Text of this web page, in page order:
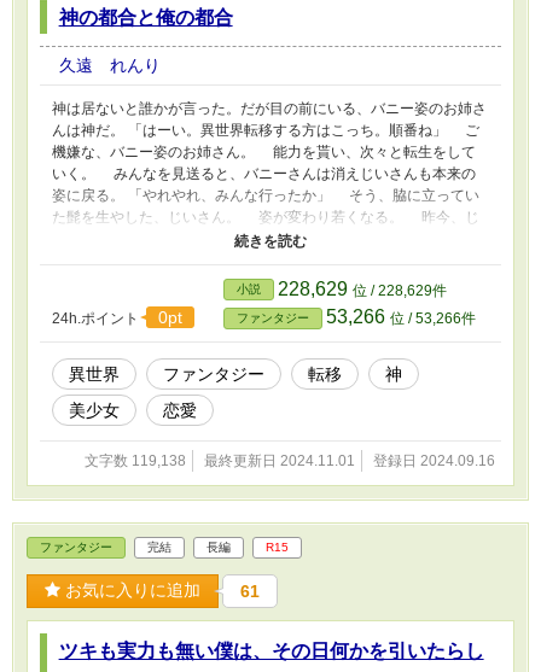
神の都合と俺の都合
久遠 れんり
神は居ないと誰かが言った。だが目の前にいる、バニー姿のお姉さ
んは神だ。 「はーい。異世界転移する方はこっち。順番ね」 ご
機嫌な、バニー姿のお姉さん。 能力を貰い、次々と転生をして
いく。 みんなを見送ると、バニーさんは消えじいさんも本来の
姿に戻る。 「やれやれ、みんな行ったか」 そう、脇に立ってい
た髭を生やした、じいさん。 姿が変わり若くなる。 昨今、じ
いさん姿が一人だと、相手にしてくれず。 脅す手間が必要だか
と俺は？」 「うおおぁ。なんだちみは」 「脅かしてすみません。
ですが奴らと同じです」 「うん？」 空中に本が現れ、捲られて
いく。 「君は？ だれ？」 「霧霞 悠人ですが」 「おらんのう」
「えっ……」 色々あって、たのまれる。 「本来は禁止されてお
るのじゃ。君が彼らを殺し、向こうへ帰してやってくれ」 「自分
でやれや、じじい」 「今は若い。じじいじゃない」 「つまらん約
束をして理を曲げやがって」 「まさか何回も言ってくるとは、思
むやの状態で俺は送られた。 あの野郎、まんじゅうが食いたく
て、召喚陣を描いたらしい。 「神よお力を与えください」 「わし
が、直接手を下すわけにはいかん。そうじゃな」 などと言っ
て。 そこに、異物が紛れ込む。 「私は、最狂のエロいんにな
る」 「おい、八重。なに裸で、仁王立ちしてんだ？ あっおいこ
ら。あぁっ」 この物語は、演出として、飲酒や喫煙、禁止薬物
の使用、暴力行為等書かれていますが、法律・法令に反する行為を
容認・推奨するものではありません。またこの物語はフィクション
お、不定期更新です。
24h.ポイント 0pt
小説 228,629 位 / 228,629件
ファンタジー 53,266 位 / 53,266件
異世界 ファンタジー 転移
神
美少女
恋愛
文字数 119,138 最終更新日 2024.11.01 登録日 2024.09.16
ファンタジー 完結 長編 R15
お気に入りに追加 61
ツキも実力も無い僕は、その日何かを引いたらし